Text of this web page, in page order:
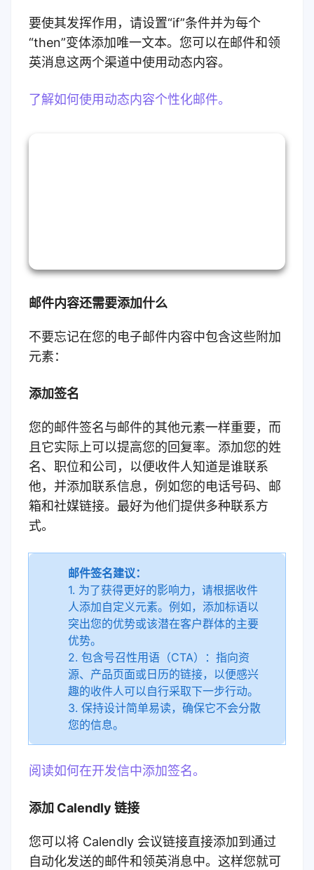
要使其发挥作用，请设置“if”条件并为每个
“then”变体添加唯一文本。您可以在邮件和领
英消息这两个渠道中使用动态内容。
了解如何使用动态内容个性化邮件。
邮件内容还需要添加什么
不要忘记在您的电子邮件内容中包含这些附加
元素：
添加签名
您的邮件签名与邮件的其他元素一样重要，而
且它实际上可以提高您的回复率。添加您的姓
名、职位和公司，以便收件人知道是谁联系
他，并添加联系信息，例如您的电话号码、邮
箱和社媒链接。最好为他们提供多种联系方
式。
邮件签名建议：
1. 为了获得更好的影响力，请根据收件
人添加自定义元素。例如，添加标语以
突出您的优势或该潜在客户群体的主要
优势。
2. 包含号召性用语（CTA）：指向资
源、产品页面或日历的链接，以便感兴
趣的收件人可以自行采取下一步行动。
3. 保持设计简单易读，确保它不会分散
您的信息。
阅读如何在开发信中添加签名。
添加 Calendly 链接
您可以将 Calendly 会议链接直接添加到通过
自动化发送的邮件和领英消息中。这样您就可